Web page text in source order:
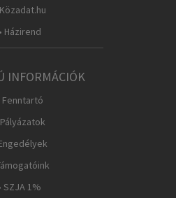
• Házirend
INFORMÁCIÓK
Fenntartó
Pályázatok
SZJA 1%